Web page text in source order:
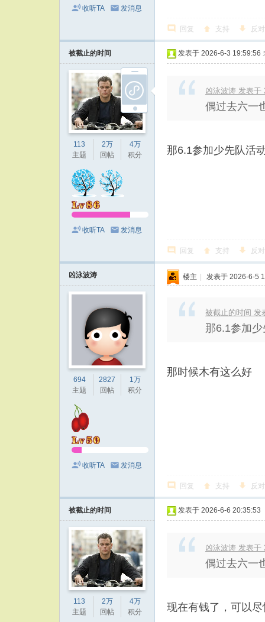
收听TA 发消息
回复 支持 反对
被截止的时间
113
主题
2万
回帖
4万
积分
收听TA 发消息
发表于 2026-6-3 19:59:56
凶泳波涛 发表于
偶过去六一
那6.1参加少先队活
回复 支持 反对
凶泳波涛
694
主题
2827
回帖
1万
积分
收听TA 发消息
楼主 | 发表于 2026-6-5
被截止的时间 发
那6.1参加
那时候木有这么好
回复 支持 反对
被截止的时间
113
主题
2万
回帖
4万
积分
发表于 2026-6-6 20:35:53
凶泳波涛 发表于
偶过去六一
现在有钱了，可以